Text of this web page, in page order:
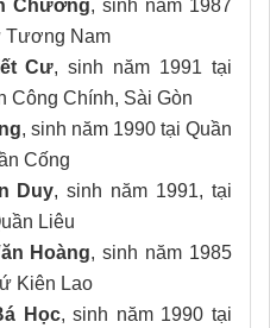
Chương, sinh năm 1987
Tương Nam
Cư, sinh năm 1991 tại
Công Chính, Sài Gòn
, sinh năm 1990 tại Quần
Cống
Duy, sinh năm 1991, tại
Liêu
Hoàng, sinh năm 1985
Kiên Lao
Học, sinh năm 1990 tại